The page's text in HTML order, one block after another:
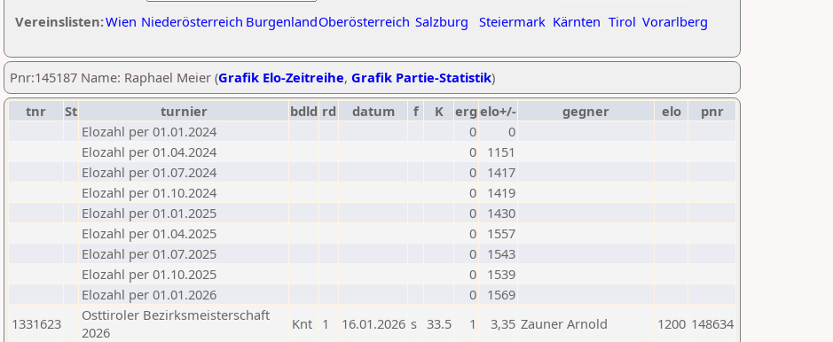
Vereinslisten:Wien Niederösterreich BurgenlandOberösterreich Salzburg Steiermark Kärnten Tirol Vorarlberg
Pnr:145187 Name: Raphael Meier (Grafik Elo-Zeitreihe, Grafik Partie-Statistik)
tnr
St turnier bdld rd datum f K erg elo+/- gegner elo
pnr
Elozahl per 01.01.2024
0
0
Elozahl per 01.04.2024
0
1151
Elozahl per 01.07.2024
0
1417
Elozahl per 01.10.2024
0
1419
Elozahl per 01.01.2025
0
1430
Elozahl per 01.04.2025
0
1557
Elozahl per 01.07.2025
0
1543
Elozahl per 01.10.2025
0
1539
Elozahl per 01.01.2026
0
1569
1331623
Osttiroler Bezirksmeisterschaft
2026
Knt 1 16.01.2026 s 33.5 1 3,35 Zauner Arnold 1200 148634